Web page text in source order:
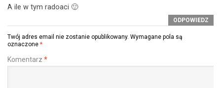
A ile w tym radoaci 🙂
ODPOWIEDZ
Twój adres email nie zostanie opublikowany. Wymagane pola są
oznaczone *
Komentarz *